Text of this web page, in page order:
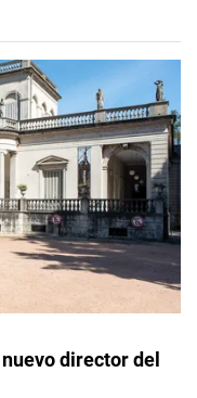
director del